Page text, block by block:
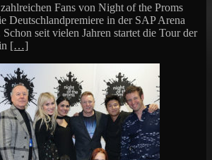
Fans von Night of the Proms
Deutschlandpremiere in der SAP Arena
seit vielen Jahren startet die Tour der
[…]